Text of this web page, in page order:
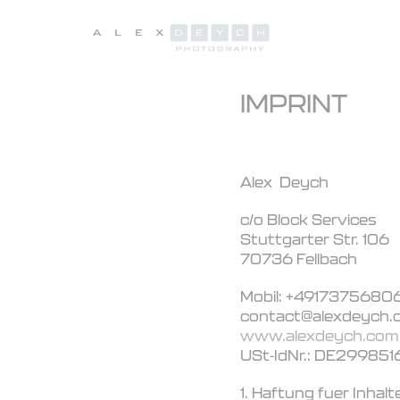
IMPRINT
Alex Deych
c/o Block Services
Stuttgarter Str. 106
70736 Fellbach
Mobil:
www.alexdeych.com
USt-IdNr.:
1. Haftung fuer